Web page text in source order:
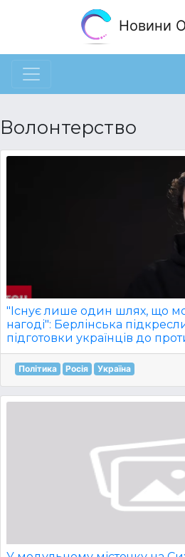
Новини
Волонтерство
"Існує лише один шлях, що
нагоді": Берлінська
підготовки українців до
Політика Росія Україна